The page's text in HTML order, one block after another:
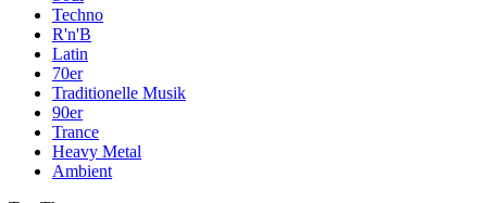
Techno
R'n'B
Latin
70er
Traditionelle Musik
90er
Trance
Heavy Metal
Ambient